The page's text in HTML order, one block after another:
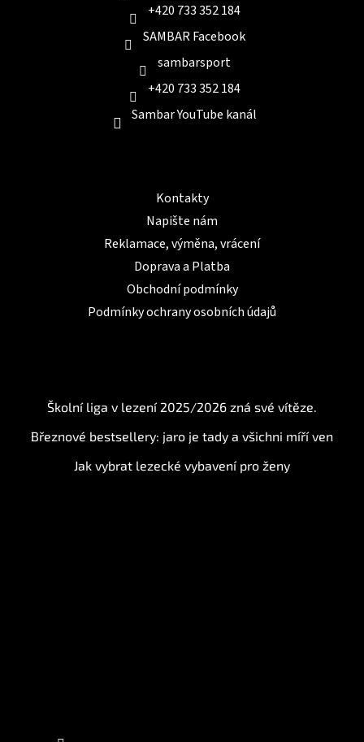
+420 733 352 184
SAMBAR Facebook
sambarsport
+420 733 352 184
Sambar YouTube kanál
Kontakty
Napište nám
Reklamace, výměna, vrácení
Doprava a Platba
Obchodní podmínky
Podmínky ochrany osobních údajů
Školní liga v lezení 2025/2026 zná své vítěze.
Březnové bestsellery: jaro je tady a všichni míří ven
Jak vybrat lezecké vybavení pro ženy